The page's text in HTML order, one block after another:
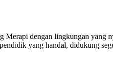
dengan lingkungan yang
yang handal, didukung